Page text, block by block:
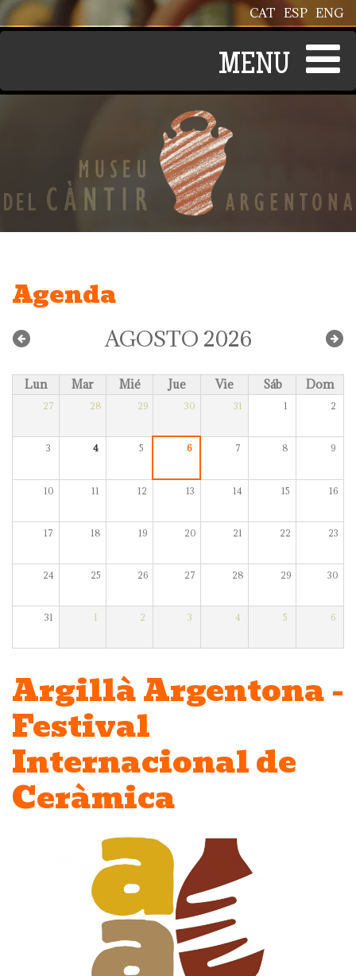
Pasar al contenido principal ENG
ESP
CAT
Agenda
AGOSTO 2026
Lun Mar Mié Jue Vie Sáb Dom
27 28 29 30 31 1 2
3 4 5 6 7 8 9
10 11 12 13 14 15 16
17 18 19 20 21 22 23
24 25 26 27 28 29 30
31 1 2 3 4 5 6
Argillà Argentona -
Festival
Internacional de
Ceràmica